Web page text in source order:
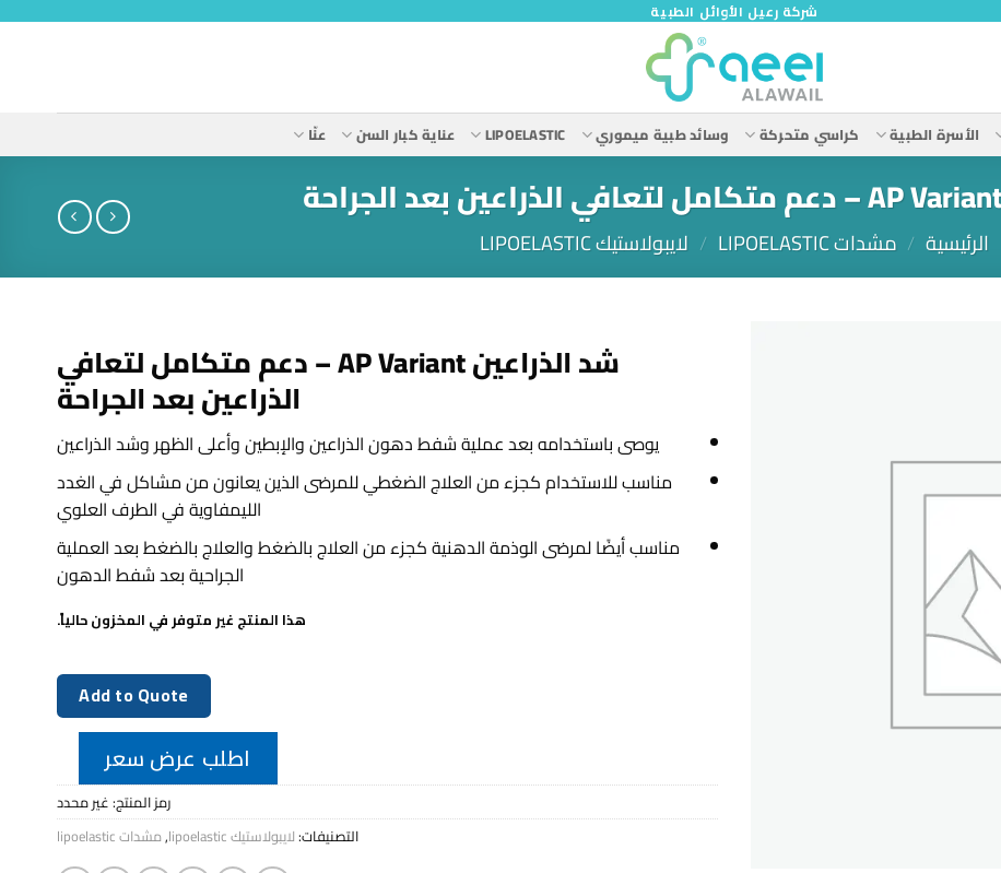
شركة رعيل الأوائل الطبية
الأسرة الطبية كراسي متحركة وسائد طبية ميموري LIPOELASTIC عناية كبار السن عنّا
الرئيسية / مشدات LIPOELASTIC / لايبولاستيك LIPOELASTIC
شد الذراعين AP Variant – دعم متكامل لتعافي
الذراعين بعد الجراحة
يوصى باستخدامه بعد عملية شفط دهون الذراعين والإبطين وأعلى الظهر وشد الذراعين
مناسب للاستخدام كجزء من العلاج الضغطي للمرضى الذين يعانون من مشاكل في الغدد
الليمفاوية في الطرف العلوي
مناسب أيضًا لمرضى الوذمة الدهنية كجزء من العلاج بالضغط والعلاج بالضغط بعد العملية
الجراحية بعد شفط الدهون
هذا المنتج غير متوفر في المخزون حالياً.
Add to Quote
اطلب عرض سعر
رمز المنتج:غير محدد
التصنيفات:لايبولاستيك lipoelastic ,مشدات lipoelastic